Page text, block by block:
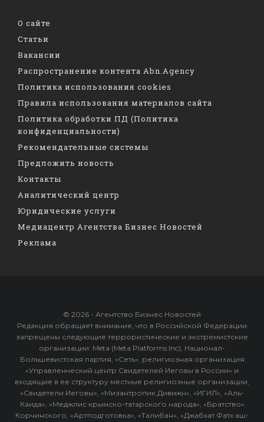
О сайте
Статьи
Вакансии
Распространение контента Abn.Agency
Политика использования cookies
Правила использования материалов сайта
Политика обработки ПД (Политика
конфиденциальности)
Рекомендательные системы
Предложить новость
Контакты
Аналитический центр
Юридические услуги
Медиацентр Агентства Бизнес Новостей
Реклама
© 2026 - Агентство Бизнес Новостей
Редакция обращает внимание, что в Российской Федерации
запрещены следующие террористические и экстремистские
организации: Meta (Meta Platforms Inc), Национал-
Большевистская партия, «Сеть», религиозная организация
«Управленческий центр Свидетелей Иеговы в России» и
входящие в ее структуру местные религиозные организации,
«Свидетели Иеговы», «Мизантропик Дивижн», «ИГИЛ», «Аль-
Каида», «Меджлис крымско-татарского народа», «Братство»
Корчинского, «Артподготовка», «Талибан», «Джабхат Фатх аш-